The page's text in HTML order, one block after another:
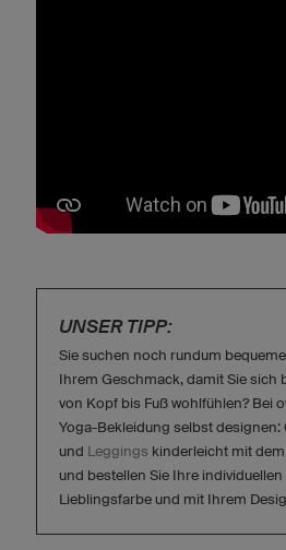
UNSER TIPP:
Sie suchen noch rundum
Ihrem Geschmack, damit Sie sich
von Kopf bis Fuß wohlfühlen? Bei
Yoga-Bekleidung selbst designen:
und Leggings kinderleicht mit
und bestellen Sie Ihre
Lieblingsfarbe und mit Ihrem